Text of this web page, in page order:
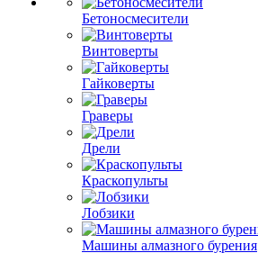
Бетоносмесители
Винтоверты
Гайковерты
Граверы
Дрели
Краскопульты
Лобзики
Машины алмазного бурения